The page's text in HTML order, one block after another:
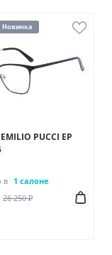
Новинка
PUCCI EP
в 1 салоне
26 250 ₽